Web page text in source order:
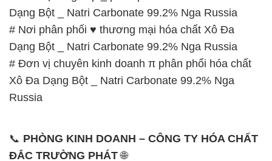
ĐẮC TRƯỜNG PHÁT
🌐 Website: https://hoachatviet.net/
📞 Hotline:
– 0933.920.505 – 028.3504.5555
– 028.3756.1835 – 028.3756.1840 –
– 0932.660.696 – 0901.326.566 – 0906.387.866 –
0902.765.866